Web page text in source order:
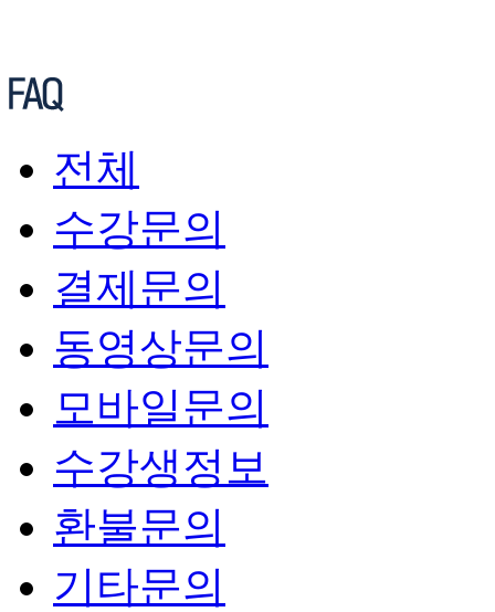
전체
수강문의
결제문의
동영상문의
모바일문의
수강생정보
환불문의
기타문의